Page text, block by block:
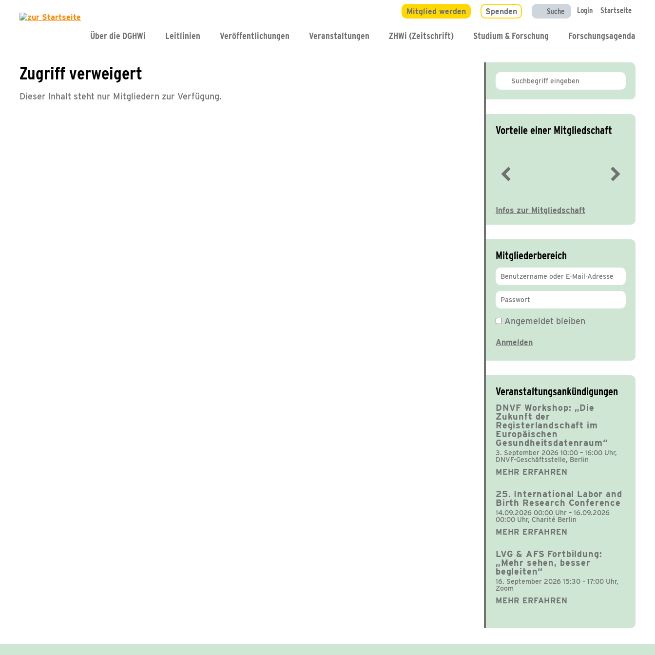
Mitglied werden Spenden Suche Login Startseite
Über die DGHWi Leitlinien Veröffentlichungen Veranstaltungen ZHWi (Zeitschrift) Studium & Forschung Forschungsagenda
Zugriff verweigert
Dieser Inhalt steht nur Mitgliedern zur Verfügung.
Vorteile einer Mitgliedschaft
Infos zur Mitgliedschaft
Mitgliederbereich
Angemeldet bleiben
Veranstaltungsankündigungen
DNVF Workshop: „Die
Zukunft der
Registerlandschaft im
Europäischen
Gesundheitsdatenraum“
3. September 2026 10:00 – 16:00 Uhr,
DNVF-Geschäftsstelle, Berlin
MEHR ERFAHREN
25. International Labor and
Birth Research Conference
14.09.2026 00:00 Uhr – 16.09.2026
00:00 Uhr, Charité Berlin
MEHR ERFAHREN
LVG & AFS Fortbildung:
„Mehr sehen, besser
begleiten“
16. September 2026 15:30 – 17:00 Uhr,
Zoom
MEHR ERFAHREN